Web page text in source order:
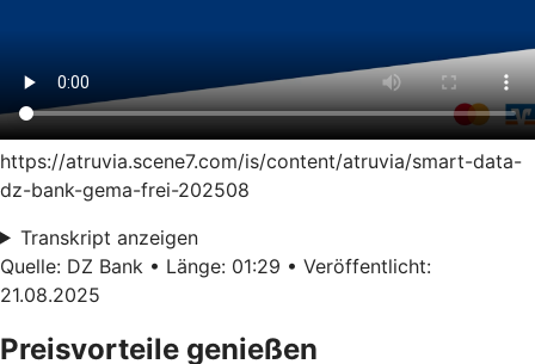
https://atruvia.scene7.com/is/content/atruvia/smart-data-
dz-bank-gema-frei-202508
Transkript anzeigen
Quelle: DZ Bank • Länge: 01:29 • Veröffentlicht:
21.08.2025
Preisvorteile genießen